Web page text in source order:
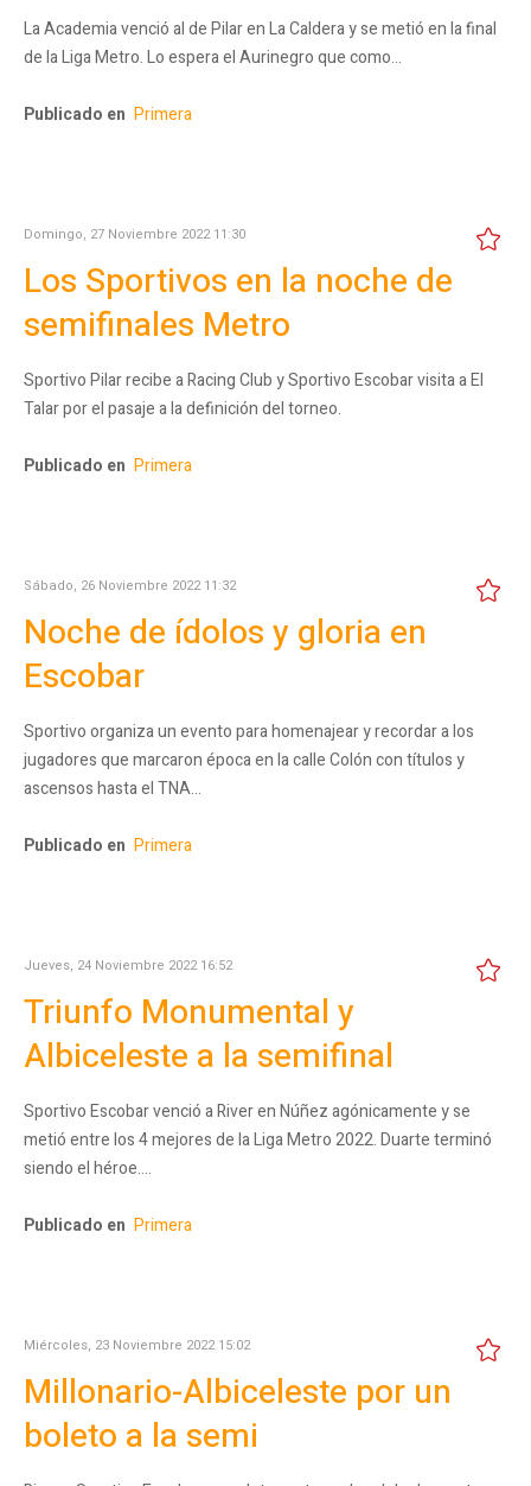
La Academia venció al de Pilar en La Caldera y se metió en la final
de la Liga Metro. Lo espera el Aurinegro que como…
Publicado en Primera
Domingo, 27 Noviembre 2022 11:30
Los Sportivos en la noche de
semifinales Metro
Sportivo Pilar recibe a Racing Club y Sportivo Escobar visita a El
Talar por el pasaje a la definición del torneo.
Publicado en Primera
Sábado, 26 Noviembre 2022 11:32
Noche de ídolos y gloria en
Escobar
Sportivo organiza un evento para homenajear y recordar a los
jugadores que marcaron época en la calle Colón con títulos y
ascensos hasta el TNA…
Publicado en Primera
Jueves, 24 Noviembre 2022 16:52
Triunfo Monumental y
Albiceleste a la semifinal
Sportivo Escobar venció a River en Núñez agónicamente y se
metió entre los 4 mejores de la Liga Metro 2022. Duarte terminó
siendo el héroe.…
Publicado en Primera
Miércoles, 23 Noviembre 2022 15:02
Millonario-Albiceleste por un
boleto a la semi